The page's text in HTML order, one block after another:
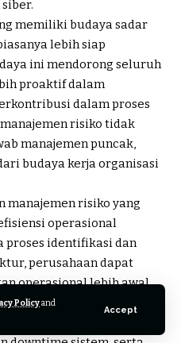
Policyand
Accept
memiliki budaya sadar
lebih siap
ini mendorong seluruh
proaktif dalam
dalam proses
risiko tidak
manajemen puncak,
budaya kerja organisasi
manajemen risiko yang
operasional
proses identifikasi dan
perusahaan dapat
operasional lebih awal
masalah besar. Hal ini
gangguan pada